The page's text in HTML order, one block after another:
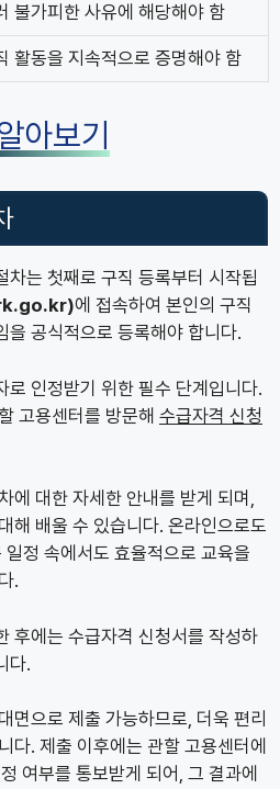
불가피한 사유에 해당해야 함
활동을 지속적으로 증명해야 함
아보기
차는 첫째로 구직 등록부터 시작됩
에 접속하여 본인의 구직
을 공식적으로 등록해야 합니다.
로 인정받기 위한 필수 단계입니다.
고용센터를 방문해 수급자격 신청
에 대한 자세한 안내를 받게 되며,
해 배울 수 있습니다. 온라인으로도
정 속에서도 효율적으로 교육을
.
후에는 수급자격 신청서를 작성하
다.
면으로 제출 가능하므로, 더욱 편리
다. 제출 이후에는 관할 고용센터에
여부를 통보받게 되어, 그 결과에